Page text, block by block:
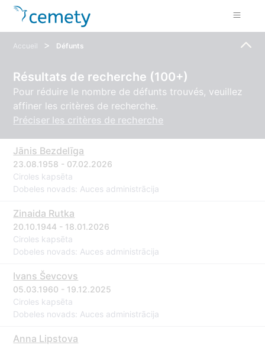
Accueil > Défunts
Résultats de recherche (100+)
Pour réduire le nombre de défunts trouvés, veuillez
affiner les critères de recherche.
Préciser les critères de recherche
Jānis Bezdelīga
23.08.1958 - 07.02.2026
Ciroles kapsēta
Dobeles novads: Auces administrācija
Zinaida Rutka
20.10.1944 - 18.01.2026
Ciroles kapsēta
Dobeles novads: Auces administrācija
Ivans Ševcovs
05.03.1960 - 19.12.2025
Ciroles kapsēta
Dobeles novads: Auces administrācija
Anna Lipstova